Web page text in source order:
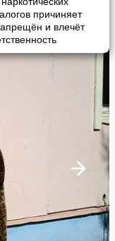
причиняет
и влечёт